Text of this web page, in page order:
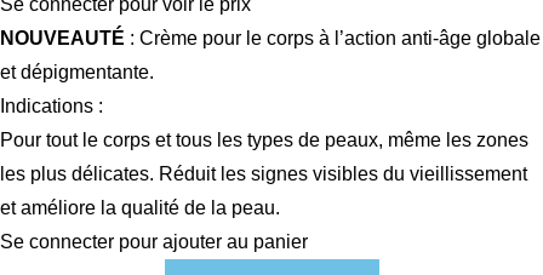
NOUVEAUTÉ : Crème pour le corps à l’action anti-âge globale
et dépigmentante.
Indications :
Pour tout le corps et tous les types de peaux, même les zones
les plus délicates. Réduit les signes visibles du vieillissement
et améliore la qualité de la peau.
Se connecter pour ajouter au panier